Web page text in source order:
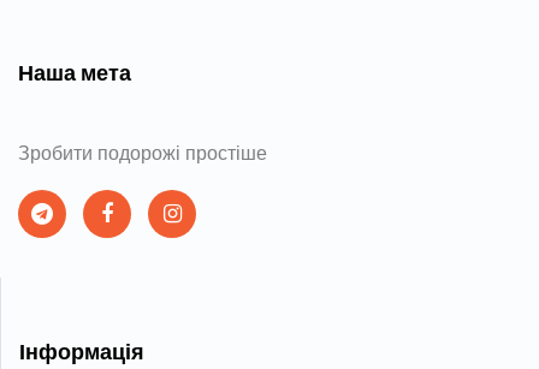
Наша мета
Зробити подорожі простіше
Інформація